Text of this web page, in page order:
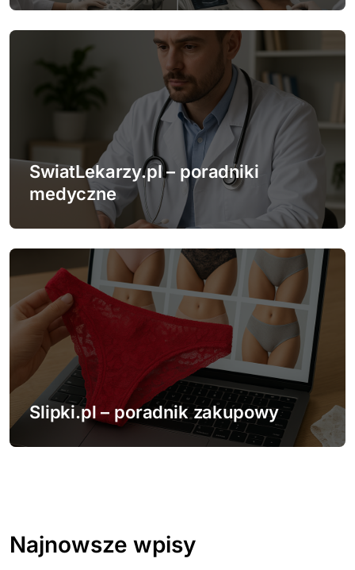
u
SwiatLekarzy.pl – poradniki
medyczne
Slipki.pl – poradnik zakupowy
Najnowsze wpisy